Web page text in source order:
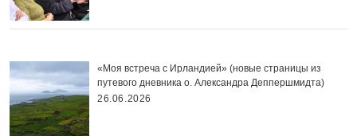
«Моя встреча с Ирландией» (новые страницы из
путевого дневника о. Александра Деппершмидта)
26.06.2026